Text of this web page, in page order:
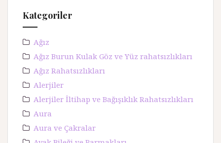
Kategoriler
Ağız
Ağız Burun Kulak Göz ve Yüz rahatsızlıkları
Ağız Rahatsızlıkları
Alerjiler
Alerjiler İltihap ve Bağışıklık Rahatsızlıkları
Aura
Aura ve Çakralar